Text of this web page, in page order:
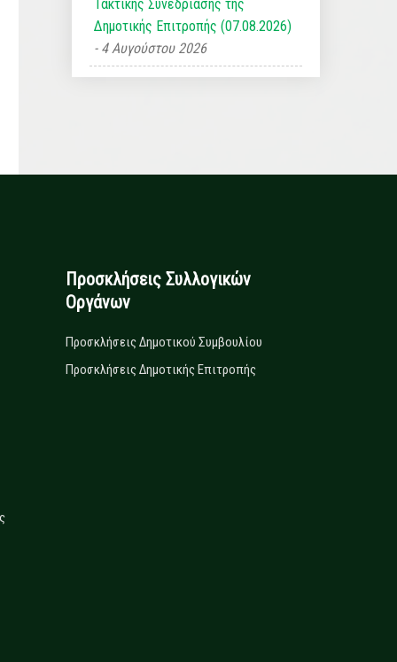
Τακτικής Συνεδρίασης της
Δημοτικής Επιτροπής (07.08.2026)
4 Αυγούστου 2026
Προσκλήσεις Συλλογικών
Οργάνων
Προσκλήσεις Δημοτικού Συμβουλίου
Προσκλήσεις Δημοτικής Επιτροπής